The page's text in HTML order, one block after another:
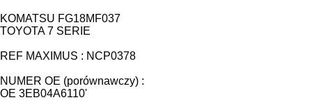
KOMATSU FG18MF037
TOYOTA 7 SERIE
REF MAXIMUS : NCP0378
NUMER OE (porównawczy) :
OE 3EB04A6110'